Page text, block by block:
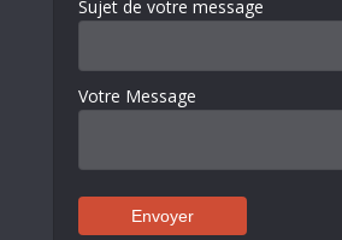
Sujet de votre message
Votre Message